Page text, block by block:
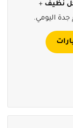
نظيف +
اليومي.